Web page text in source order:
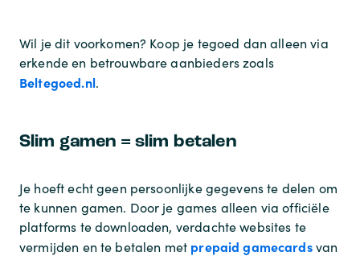
Wil je dit voorkomen? Koop je tegoed dan alleen via
erkende en betrouwbare aanbieders zoals
Beltegoed.nl.
Slim gamen = slim betalen
Je hoeft echt geen persoonlijke gegevens te delen om
te kunnen gamen. Door je games alleen via officiële
platforms te downloaden, verdachte websites te
vermijden en te betalen met prepaid gamecardsvan